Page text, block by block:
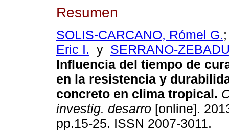
Resumen
SOLIS-CARCANO, Rómel G.
Eric I. y SERRANO-
Influencia del tiempo de
en la resistencia y
concreto en clima tropical.
investig. desarro [online].
pp.15-25. ISSN 2007-3011.